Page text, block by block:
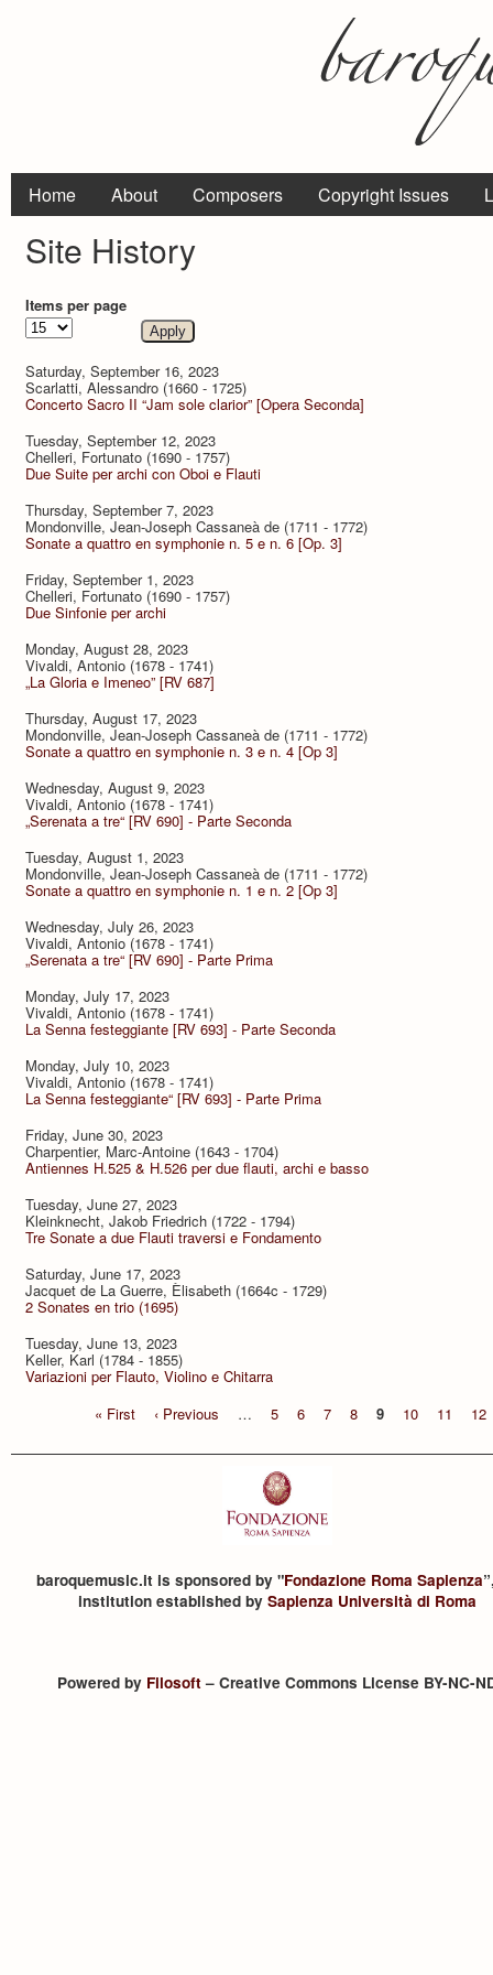
Home About Composers Copyright Issues
Site History
Items per page
Saturday, September 16, 2023
Scarlatti, Alessandro (1660 - 1725)
Concerto Sacro II “Jam sole clarior” [Opera Seconda]
Tuesday, September 12, 2023
Chelleri, Fortunato (1690 - 1757)
Due Suite per archi con Oboi e Flauti
Thursday, September 7, 2023
Mondonville, Jean-Joseph Cassaneà de (1711 - 1772)
Sonate a quattro en symphonie n. 5 e n. 6 [Op. 3]
Friday, September 1, 2023
Chelleri, Fortunato (1690 - 1757)
Due Sinfonie per archi
Monday, August 28, 2023
Vivaldi, Antonio (1678 - 1741)
„La Gloria e Imeneo” [RV 687]
Thursday, August 17, 2023
Mondonville, Jean-Joseph Cassaneà de (1711 - 1772)
Sonate a quattro en symphonie n. 3 e n. 4 [Op 3]
Wednesday, August 9, 2023
Vivaldi, Antonio (1678 - 1741)
„Serenata a tre“ [RV 690] - Parte Seconda
Tuesday, August 1, 2023
Mondonville, Jean-Joseph Cassaneà de (1711 - 1772)
Sonate a quattro en symphonie n. 1 e n. 2 [Op 3]
Wednesday, July 26, 2023
Vivaldi, Antonio (1678 - 1741)
„Serenata a tre“ [RV 690] - Parte Prima
Monday, July 17, 2023
Vivaldi, Antonio (1678 - 1741)
La Senna festeggiante [RV 693] - Parte Seconda
Monday, July 10, 2023
Vivaldi, Antonio (1678 - 1741)
La Senna festeggiante“ [RV 693] - Parte Prima
Friday, June 30, 2023
Charpentier, Marc-Antoine (1643 - 1704)
Antiennes H.525 & H.526 per due flauti, archi e basso
Tuesday, June 27, 2023
Kleinknecht, Jakob Friedrich (1722 - 1794)
Tre Sonate a due Flauti traversi e Fondamento
Saturday, June 17, 2023
Jacquet de La Guerre, Èlisabeth (1664c - 1729)
2 Sonates en trio (1695)
Tuesday, June 13, 2023
Keller, Karl (1784 - 1855)
Variazioni per Flauto, Violino e Chitarra
« First
‹ Previous … 5 6 7 8 9 10 11 12
baroquemusic.it is sponsored by "Fondazione Roma Sapienza
institution established by Sapienza Università di Roma
Powered by Filosoft– Creative Commons License BY-NC-